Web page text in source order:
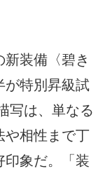
装備〈碧き
が特別昇級試
写は、単なる
や相性まで丁
印象だ。「装